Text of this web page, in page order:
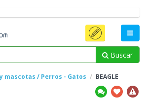
Buscar
mascotas / Perros - Gatos BEAGLE